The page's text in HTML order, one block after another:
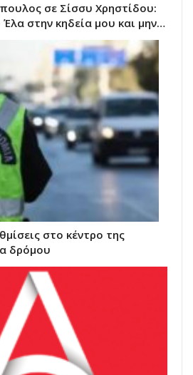
σε Σίσσυ Χρηστίδου:
στην κηδεία μου και μην…
στο κέντρο της
δρόμου